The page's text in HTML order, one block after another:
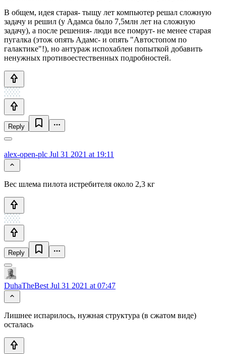
В общем, идея старая- тыщу лет компьютер решал сложную
задачу и решил (у Адамса было 7,5млн лет на сложную
задачу), а после решения- люди все помрут- не менее старая
пугалка (этож опять Адамс- и опять "Автостопом по
галактике"!), но антураж испохаблен попыткой добавить
ненужных противоестественных подробностей.
Reply
alex-open-plc Jul 31 2021 at 19:11
Вес шлема пилота истребителя около 2,3 кг
Reply
DuhaTheBest Jul 31 2021 at 07:47
Лишнее испарилось, нужная структура (в сжатом виде)
осталась